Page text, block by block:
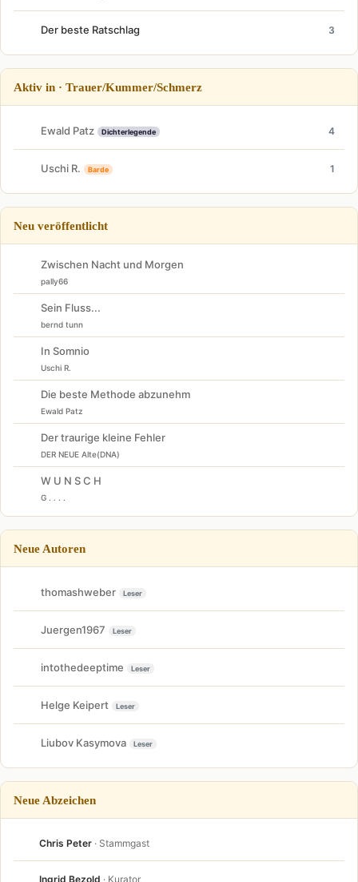
Der beste Ratschlag 3
Aktiv in · Trauer/Kummer/Schmerz
Ewald Patz Dichterlegende 4
Uschi R. Barde 1
Neu veröffentlicht
Zwischen Nacht und Morgen
pally66
Sein Fluss...
bernd tunn
In Somnio
Uschi R.
Die beste Methode abzunehm
Ewald Patz
Der traurige kleine Fehler
DER NEUE Alte(DNA)
W U N S C H
G . . . .
Neue Autoren
thomashweber Leser
Juergen1967 Leser
intothedeeptime Leser
Helge Keipert Leser
Liubov Kasymova Leser
Neue Abzeichen
Chris Peter · Stammgast
Ingrid Bezold · Kurator